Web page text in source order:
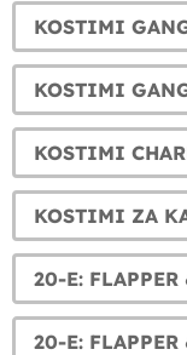
KOSTIMI
KOSTIMI
KOSTIMI ZA
20-E: FLAPPER
20-E: FLAPPER